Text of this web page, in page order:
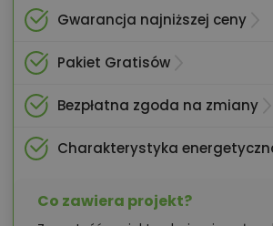
Gwarancja najniższej ceny
Pakiet Gratisów
Bezpłatna zgoda na zmiany
Charakterystyka
Co zawiera projekt?